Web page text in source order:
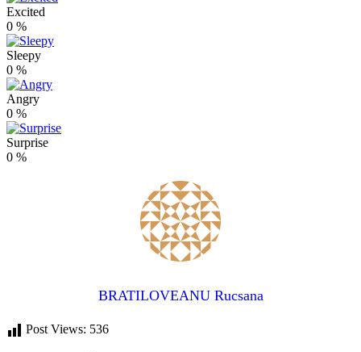
Excited
0 %
Sleepy
0 %
Angry
0 %
Surprise
0 %
BRATILOVEANU Rucsana
Post Views: 536